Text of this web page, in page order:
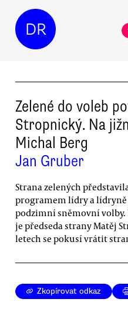
DR
Zelené do voleb
Stropnický. Na
Michal Berg
Jan Gruber
Strana zelených
programem lídry a
podzimní sněmovní volby.
je předseda strany Matěj
letech se pokusí vrátit
Zkopírovat odkaz